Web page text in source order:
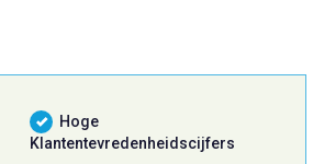
Hoge
Klantentevredenheidscijfers